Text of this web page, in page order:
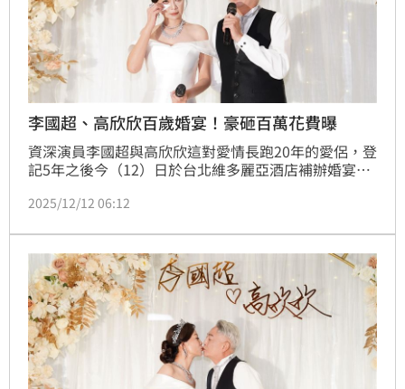
李國超、高欣欣百歲婚宴！豪砸百萬花費曝
資深演員李國超與高欣欣這對愛情長跑20年的愛侶，登
記5年之後今（12）日於台北維多麗亞酒店補辦婚宴，
費金額是否不低。對此高欣欣受訪時坦言，這場婚宴整
2025/12/12 06:12